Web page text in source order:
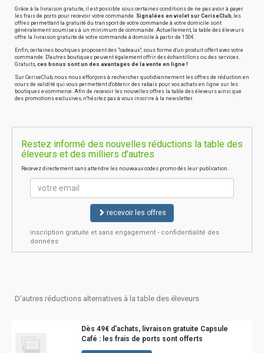
Grâce à la livraison gratuite, il est possible sous certaines conditions de ne pas avoir à payer
les frais de ports pour recevoir votre commande. Signalées en violet sur CeriseClub, les
offres permettant la gratuité du transport de votre commande à votre domicile sont
généralement soumises à un minimum de commande. Actuellement, la table des éleveurs
offre la livraison gratuite de votre commande à domicile à partir de 150€.
Enfin, certaines boutiques proposent des "cadeaux", sous forme d'un produit offert avec votre
commande. D'autres boutiques peuvent également offrir des échantillons ou des services.
Gratuits, ces bonus sont un des avantages de la vente en ligne !
Sur CeriseClub, nous nous efforçons à rechercher quotidiennement les offres de réduction en
cours de validité qui vous permettent d'obtenir des rabais pour vos achats en ligne sur les
boutiques e-commerce. Afin de recevoir les nouvelles offres la table des éleveurs ainsi que
des promotions exclusives, n'hésitez pas à vous inscrire à la newsletter.
Restez informé des nouvelles réductions la table des
éleveurs et des milliers d'autres
Recevez directement sans attendre les nouveaux codes promo dès leur publication.
recevoir les offres
inscription gratuite et sans engagement - confidentialité des
données
D'autres réductions alternatives à la table des éleveurs
Dès 49€ d'achats, livraison gratuite Capsule
Café : les frais de ports sont offerts